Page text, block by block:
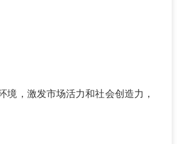
，激发市场活力和社会创造力，